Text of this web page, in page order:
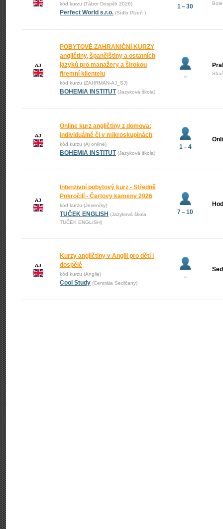
kód kurzu (Tábor Dospělí 2026)
Perfect World s.r.o. (Sídlo Plzeň )
1 – 30
AJ
POBYTOVÉ ZAHRANIČNÍ KURZY
angličtiny, španělštiny a ostatních
jazyků pro manažery a širokou
firemní klientelu
kód kurzu (ZAHRMAN-AJ_SJ)
BOHEMIA INSTITUT (Jazyková škola)
–
AJ
Online kurz angličtiny z domova:
individuálně či v mikroskupinách
kód kurzu (Aj online)
BOHEMIA INSTITUT (Jazyková škola)
1 – 4
AJ
Intenzivní pobytový kurz - Středně
Pokročilí - Čertovy kameny 2026
kód kurzu (Jeseníky)
TUČEK ENGLISH (Jazyková škola
TUČEK ENGLISH)
7 – 10
AJ
Kurzy angličtiny v Anglii pro děti i
dospělé
kód kurzu (Anglie)
Cool Study (Centrála Sedlčany)
–